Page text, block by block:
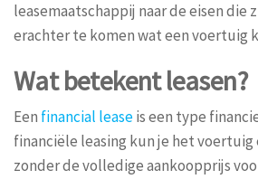
leasemaatschappij naar de eisen die
erachter te komen wat een voertuig
Wat betekent leasen?
Een financial leaseis een type
financiële leasing kun je het
zonder de volledige aankoopprijs